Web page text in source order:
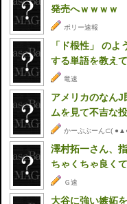
発売へｗｗｗｗ
ポリー速報
「ド根性」 の
する単語を教え
竜速
アメリカのなん
ムを見て不吉な
かーぷぶーん⊂(
澤村拓一さん、
ちゃくちゃ良く
Ｇ速
大谷に強い嫉妬